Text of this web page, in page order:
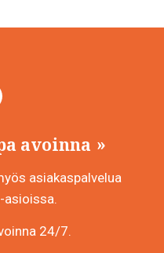
avoinna
asiakaspalvelua
asioissa.
24/7.